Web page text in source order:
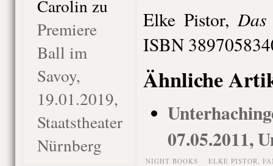
Carolin zu
Premiere
Ball im
Savoy,
19.01.2019,
Staatstheater
Nürnberg
Elke Pistor,
ISBN
Ähnliche
07.05.2011,
NIGHT BOOKS ELKE PISTOR,